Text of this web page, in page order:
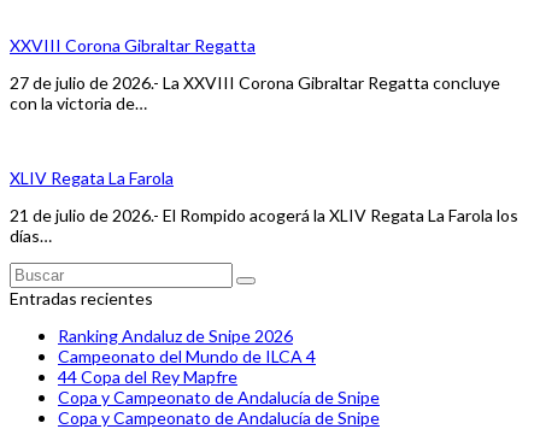
XXVIII Corona Gibraltar Regatta
27 de julio de 2026.- La XXVIII Corona Gibraltar Regatta concluye
con la victoria de…
XLIV Regata La Farola
21 de julio de 2026.- El Rompido acogerá la XLIV Regata La Farola los
días…
Buscar
Enviar
Entradas recientes
Ranking Andaluz de Snipe 2026
Campeonato del Mundo de ILCA 4
44 Copa del Rey Mapfre
Copa y Campeonato de Andalucía de Snipe
Copa y Campeonato de Andalucía de Snipe